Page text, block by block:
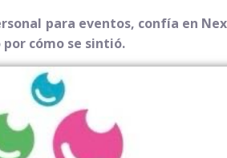
para eventos, confía en
cómo se sintió.